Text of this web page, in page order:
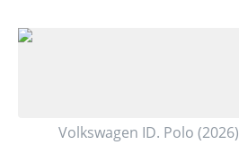
Volkswagen ID. Polo (2026)